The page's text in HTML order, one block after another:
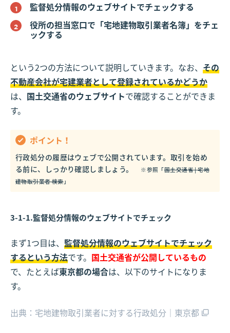
監督処分情報のウェブサイトでチェックする
役所の担当窓口で「宅地建物取引業者名簿」をチェ
ックする
という2つの方法について説明していきます。なお、 その
不動産会社が宅建業者として登録されているかどうか
は、 国土交通省のウェブサイトで確認することができま
す。
ポイント！
行政処分の履歴はウェブで公開されています。取引を始め
る前に、しっかり確認しましょう。
※参照「国土交通省 | 宅地
建物取引業者 検索」
3-1-1.監督処分情報のウェブサイトでチェック
まず1つ目は、 監督処分情報のウェブサイトでチェック
するという方法です。 国土交通省が公開しているもの
で、たとえば東京都の場合は、以下のサイトになりま
す。
出典：宅地建物取引業者に対する行政処分｜東京都